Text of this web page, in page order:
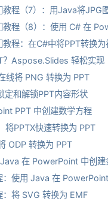
程（7）：用Java将JPG
程（8）：使用 C# 在
程：在C#中将PPT转换为
？Aspose.Slides 轻松实现
线将 PNG 转换为 PPT
和解锁PPT内容形状
PPT 中创建数学方程
PPTX快速转换为 PPT
ODP 转换为 PPT
在 PowerPoint 中创建
使用 Java 在
将 SVG 转换为 EMF